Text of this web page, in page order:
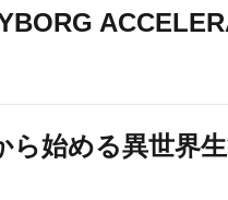
ら始める異世界